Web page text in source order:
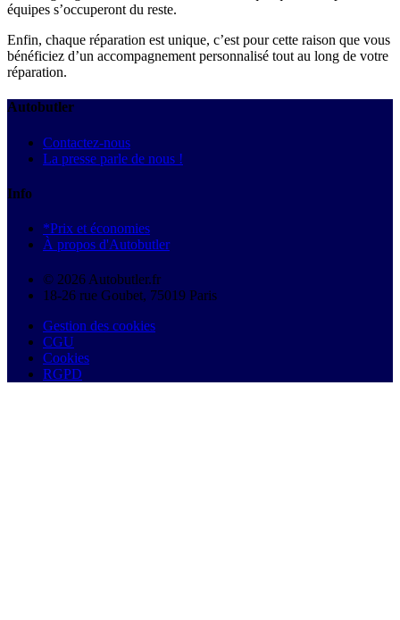
équipes s’occuperont du reste.
Enfin, chaque réparation est unique, c’est pour cette raison que vous
bénéficiez d’un accompagnement personnalisé tout au long de votre
réparation.
Autobutler
Contactez-nous
La presse parle de nous !
Info
*Prix et économies
À propos d'Autobutler
© 2026 Autobutler.fr
18-26 rue Goubet, 75019 Paris
Gestion des cookies
CGU
Cookies
RGPD